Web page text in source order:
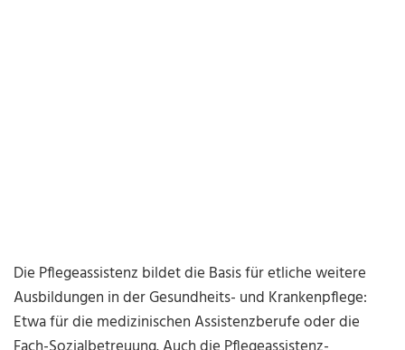
Die Pflegeassistenz bildet die Basis für etliche weitere
Ausbildungen in der Gesundheits- und Krankenpflege:
Etwa für die medizinischen Assistenzberufe oder die